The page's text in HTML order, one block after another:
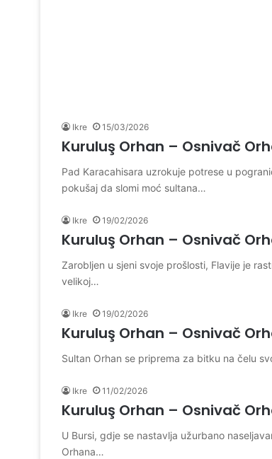
Ikre 15/03/2026
Kuruluş Orhan – Osnivač
Pad Karacahisara uzrokuje potrese u
pokušaj da slomi moć sultana…
Ikre 19/02/2026
Kuruluş Orhan – Osnivač
Zarobljen u sjeni svoje prošlosti, Flavije je
velikoj…
Ikre 19/02/2026
Kuruluş Orhan – Osnivač
Sultan Orhan se priprema za bitku na čelu
Ikre 11/02/2026
Kuruluş Orhan – Osnivač
U Bursi, gdje se nastavlja užurbano
Orhana…